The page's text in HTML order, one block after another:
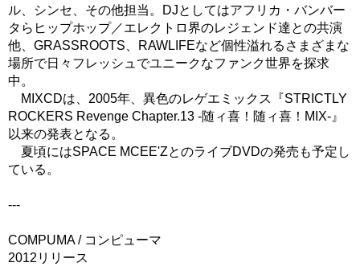
ル、シンセ、その他担当。DJとしてはアフリカ・バンバー
タらヒップホップ／エレクトロ界のレジェンド達との共演
他、GRASSROOTS、RAWLIFEなど個性溢れるさまざまな
場所で日々フレッシュでユニークなファンク世界を探求
中。
MIXCDは、2005年、異色のレゲエミックス『STRICTLY
ROCKERS Revenge Chapter.13 -随ィ喜！随ィ喜！MIX-』
以来の発表となる。
夏頃にはSPACE MCEE'ZとのライブDVDの発売も予定し
ている。
---
COMPUMA / コンピューマ
2012リリース